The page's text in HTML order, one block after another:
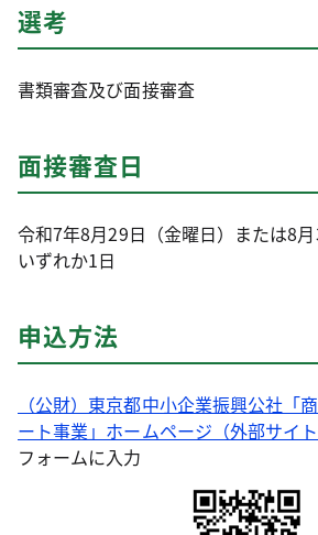
選考
書類審査及び面接審査
面接審査日
令和7年8月29日（金曜日）または8
いずれか1日
申込方法
（公財）東京都中小企業振興公社「
ート事業」ホームページ（外部サイト
フォームに入力